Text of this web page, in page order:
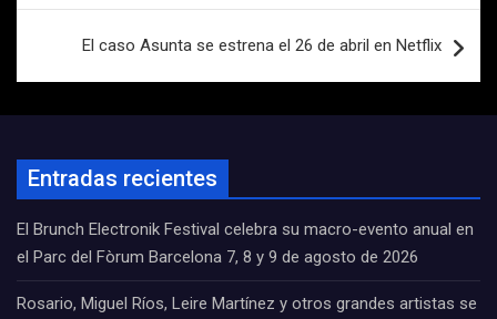
El caso Asunta se estrena el 26 de abril en Netflix
Entradas recientes
El Brunch Electronik Festival celebra su macro-evento anual en
el Parc del Fòrum Barcelona 7, 8 y 9 de agosto de 2026
Rosario, Miguel Ríos, Leire Martínez y otros grandes artistas se